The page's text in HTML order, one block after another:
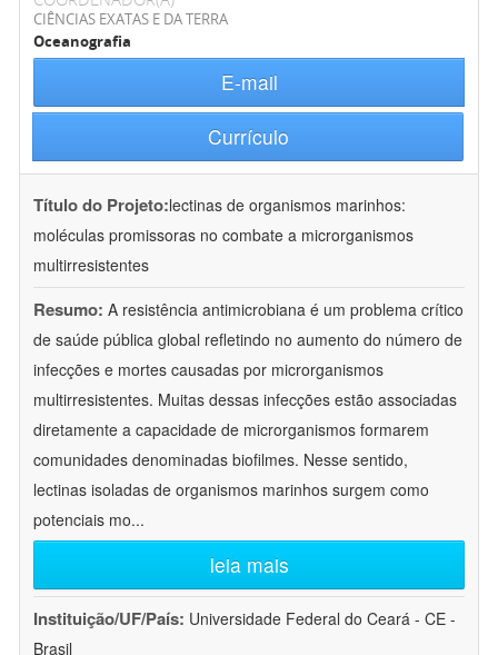
CIÊNCIAS EXATAS E DA TERRA
Oceanografia
E-mail
Currículo
Título do Projeto:lectinas de organismos marinhos:
moléculas promissoras no combate a microrganismos
multirresistentes
Resumo: A resistência antimicrobiana é um problema crítico
de saúde pública global refletindo no aumento do número de
infecções e mortes causadas por microrganismos
multirresistentes. Muitas dessas infecções estão associadas
diretamente a capacidade de microrganismos formarem
comunidades denominadas biofilmes. Nesse sentido,
lectinas isoladas de organismos marinhos surgem como
potenciais mo...
leia mais
Instituição/UF/País: Universidade Federal do Ceará - CE -
Brasil